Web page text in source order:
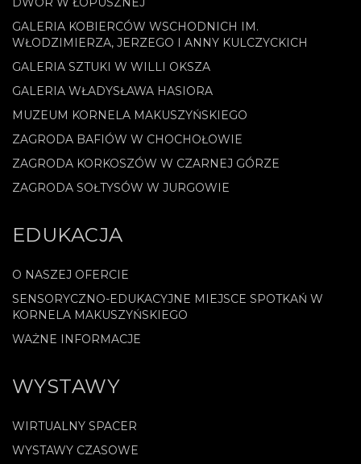
GALERIA KOBIERCÓW WSCHODNICH IM.
WŁODZIMIERZA, JERZEGO I ANNY KULCZYCKICH
GALERIA SZTUKI W WILLI OKSZA
GALERIA WŁADYSŁAWA HASIORA
MUZEUM KORNELA MAKUSZYŃSKIEGO
ZAGRODA BAFIÓW W CHOCHOŁOWIE
ZAGRODA KORKOSZÓW W CZARNEJ GÓRZE
ZAGRODA SOŁTYSÓW W JURGOWIE
EDUKACJA
O NASZEJ OFERCIE
SENSORYCZNO-EDUKACYJNE MIEJSCE SPOTKAŃ W
KORNELA MAKUSZYŃSKIEGO
WAŻNE INFORMACJE
WYSTAWY
WIRTUALNY SPACER
WYSTAWY CZASOWE